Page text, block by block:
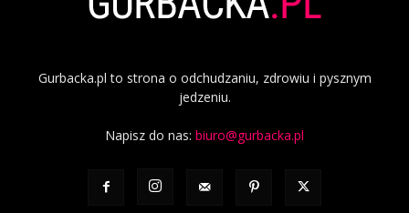
Gurbacka.pl to strona o odchudzaniu, zdrowiu i pysznym
jedzeniu.
Napisz do nas: biuro@gurbacka.pl